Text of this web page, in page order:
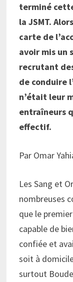
terminé
la JSMT.
carte de
avoir mis un
recrutant
de conduire
n’était leur
entraîneurs
effectif.
Par Omar
Les Sang et
nombreuses
que le
capable de
confiée et
soit à
surtout